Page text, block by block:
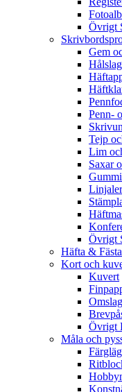
Övrigt
Gem
Hålslag
Penn-
Tejp
Lim
Saxar
Övrigt
Häfta & Fästa
Kort och
Kuvert
Övrigt
Måla och